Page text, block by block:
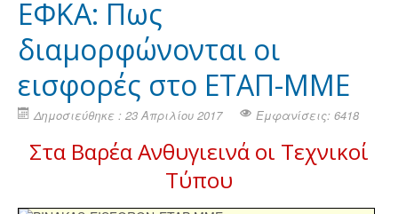
ΕΦΚΑ: Πως
διαμορφώνονται οι
εισφορές στο ΕΤΑΠ-ΜΜΕ
Δημοσιεύθηκε : 23 Απριλίου 2017 Εμφανίσεις: 6418
Στα Βαρέα Ανθυγιεινά οι Τεχνικοί
Τύπου